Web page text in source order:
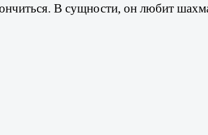
В сущности, он любит